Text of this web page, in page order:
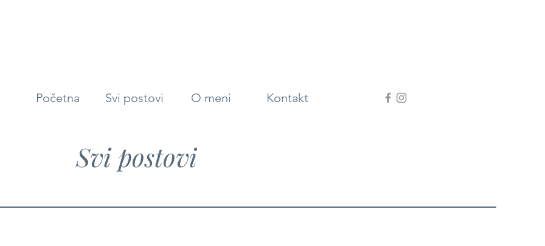
Početna Svi postovi O meni Kontakt
Svi postovi